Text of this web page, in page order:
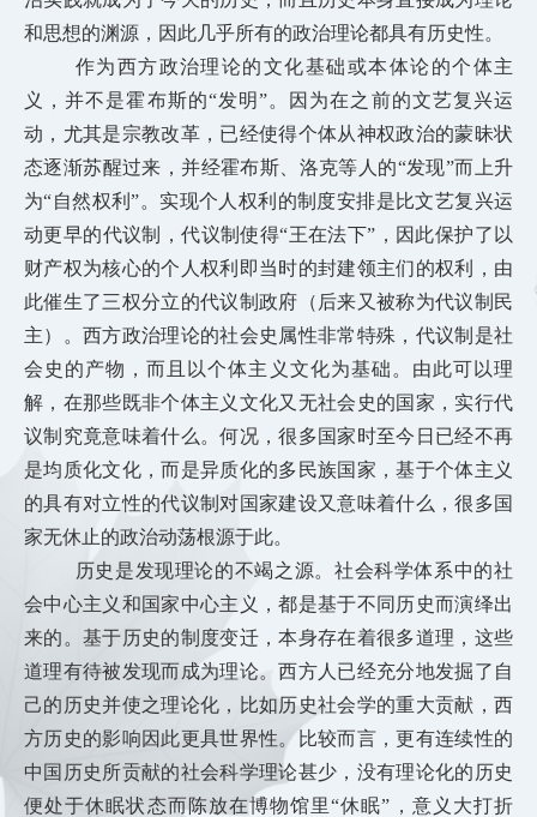
和思想的渊源，因此几乎所有的政治理论都具有历史性。
作为西方政治理论的文化基础或本体论的个体主
义，并不是霍布斯的“发明”。因为在之前的文艺复兴运
动，尤其是宗教改革，已经使得个体从神权政治的蒙昧状
态逐渐苏醒过来，并经霍布斯、洛克等人的“发现”而上升
为“自然权利”。实现个人权利的制度安排是比文艺复兴运
动更早的代议制，代议制使得“王在法下”，因此保护了以
财产权为核心的个人权利即当时的封建领主们的权利，由
此催生了三权分立的代议制政府（后来又被称为代议制民
主）。西方政治理论的社会史属性非常特殊，代议制是社
会史的产物，而且以个体主义文化为基础。由此可以理
解，在那些既非个体主义文化又无社会史的国家，实行代
议制究竟意味着什么。何况，很多国家时至今日已经不再
是均质化文化，而是异质化的多民族国家，基于个体主义
的具有对立性的代议制对国家建设又意味着什么，很多国
家无休止的政治动荡根源于此。
历史是发现理论的不竭之源。社会科学体系中的社
会中心主义和国家中心主义，都是基于不同历史而演绎出
来的。 基于历史的制度变迁，本身存在着很多道理，这些
道理有待被发现而成为理论。西方人已经充分地发掘了自
己的历史并使之理论化，比如历史社会学的重大贡献，西
方历史的影响因此更具世界性。比较而言，更有连续性的
中国历史所贡献的社会科学理论甚少，没有理论化的历史
便处于休眠状态而陈放在博物馆里“休眠”，意义大打折